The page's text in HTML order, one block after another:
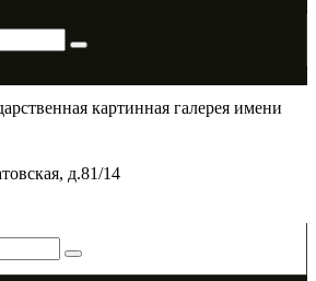
картинная галерея имени
д.81/14